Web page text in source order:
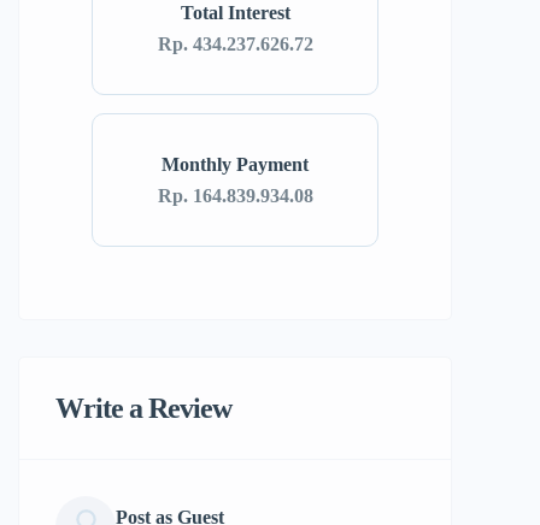
Monthly Payment
Rp. 164.839.934.08
Total Interest
Rp. 434.237.626.72
Write a Review
Post as Guest